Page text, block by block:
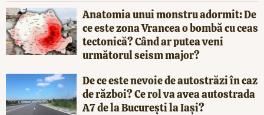
Anatomia unui monstru adormit: De
ce este zona Vrancea o bombă cu ceas
tectonică? Când ar putea veni
următorul seism major?
De ce este nevoie de autostrăzi în caz
de război? Ce rol va avea autostrada
A7 de la București la Iași?